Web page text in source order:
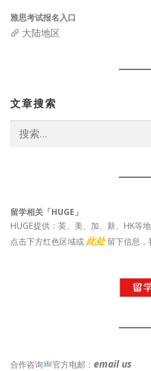
雅思考试报名入口
大陆地区
文章搜索
索：
留学相关「HUGE」
HUGE提供：英、美、加、新、HK等
点击下方红色区域或此处 留下信息，
合作咨询 官方电邮： email us